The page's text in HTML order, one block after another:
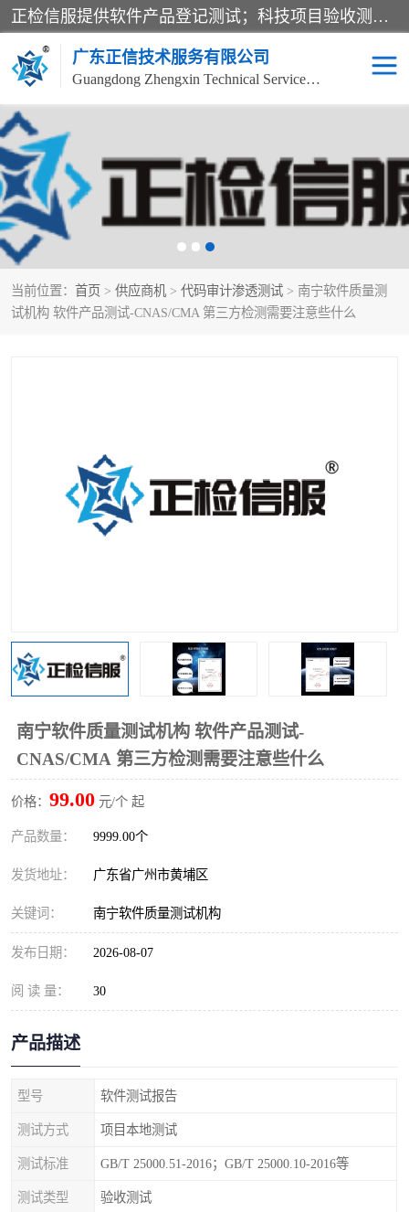
正检信服提供软件产品登记测试；科技项目验收测试；产品确认测试；功能测试；性能测试；安全测试；代码审计测试；漏洞扫描测试；渗透测试；风险评估测试；信息安全等级保护测评；双软认定；实验室建设质量体系建设；软件着作权、软件评测等服务。
广东正信技术服务有限公司
Guangdong Zhengxin Technical Service Co., Ltd
当前位置： 首页 > 供应商机 > 代码审计渗透测试 > 南宁软件质量测
试机构 软件产品测试-CNAS/CMA 第三方检测需要注意些什么
南宁软件质量测试机构 软件产品测试-
CNAS/CMA 第三方检测需要注意些什么
价格： 99.00 元/个 起
产品数量： 9999.00个
发货地址： 广东省广州市黄埔区
关键词： 南宁软件质量测试机构
发布日期： 2026-08-07
阅 读 量： 30
产品描述
型号 软件测试报告
测试方式 项目本地测试
测试标准 GB/T 25000.51-2016；GB/T 25000.10-2016等
测试类型 验收测试
电子政务验收测评 数字信息化验收测评
应用软件系统测试 信息系统漏洞扫描
科技成果鉴定测试
信息安全风险评估 系统性能效率测试